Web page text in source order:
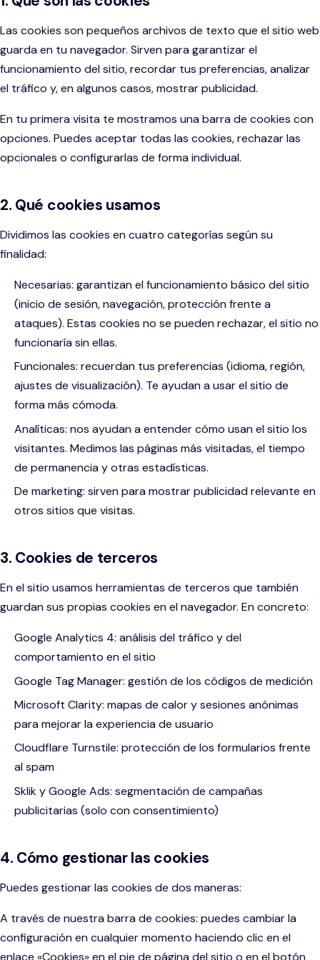
Auditoría de madurez digital
Estrategia digital
DESARROLLO E IMPLEMENTACIÓN
Microsoft 365 para empresas
Agentes de IA y automatización
SOPORTE Y MANTENIMIENTO
Soporte al cliente
Evolución de la solución
Gestión de la colaboración
Sistemas de contabilidad
Gestión de proyectos
Software de helpdesk
INTEGRACIÓN Y DESARROLLO
Low-code y No-code
Agencias de marketing
Consultoras
Asesorías contables
Despachos de abogados
INDUSTRIA Y LOGÍSTICA
Fabricación
Distribución y mayoristas
Construcción
Hoteles y restaurantes
E-commerce
Contacto
Las cookies son pequeños archivos de texto que el sitio web
guarda en tu navegador. Sirven para garantizar el
funcionamiento del sitio, recordar tus preferencias, analizar
el tráfico y, en algunos casos, mostrar publicidad.
En tu primera visita te mostramos una barra de cookies con
opciones. Puedes aceptar todas las cookies, rechazar las
opcionales o configurarlas de forma individual.
2. Qué cookies usamos
Dividimos las cookies en cuatro categorías según su
finalidad:
Necesarias: garantizan el funcionamiento básico del sitio
(inicio de sesión, navegación, protección frente a
ataques). Estas cookies no se pueden rechazar, el sitio no
funcionaría sin ellas.
Funcionales: recuerdan tus preferencias (idioma, región,
ajustes de visualización). Te ayudan a usar el sitio de
forma más cómoda.
Analíticas: nos ayudan a entender cómo usan el sitio los
visitantes. Medimos las páginas más visitadas, el tiempo
de permanencia y otras estadísticas.
De marketing: sirven para mostrar publicidad relevante en
otros sitios que visitas.
3. Cookies de terceros
En el sitio usamos herramientas de terceros que también
guardan sus propias cookies en el navegador. En concreto:
Google Analytics 4: análisis del tráfico y del
comportamiento en el sitio
Google Tag Manager: gestión de los códigos de medición
Microsoft Clarity: mapas de calor y sesiones anónimas
para mejorar la experiencia de usuario
Cloudflare Turnstile: protección de los formularios frente
al spam
Sklik y Google Ads: segmentación de campañas
publicitarias (solo con consentimiento)
4. Cómo gestionar las cookies
Puedes gestionar las cookies de dos maneras:
A través de nuestra barra de cookies: puedes cambiar la
configuración en cualquier momento haciendo clic en el
enlace «Cookies» en el pie de página del sitio o en el botón